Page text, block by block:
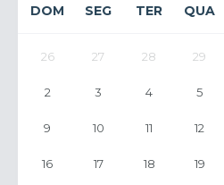
DOM SEG TER QUA
26 27 28 29
2 3 4 5
9 10 11 12
16 17 18 19